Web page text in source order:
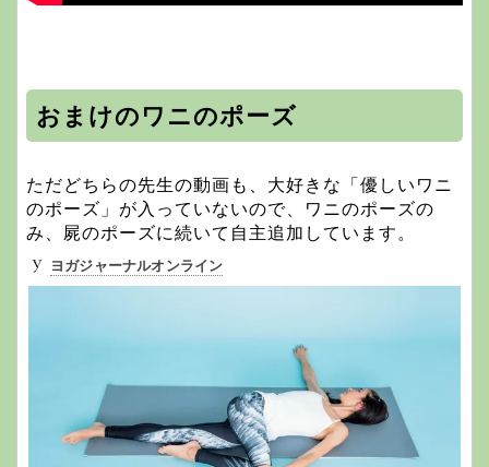
おまけのワニのポーズ
ただどちらの先生の動画も、大好きな「優しいワニ
のポーズ」が入っていないので、ワニのポーズの
み、屍のポーズに続いて自主追加しています。